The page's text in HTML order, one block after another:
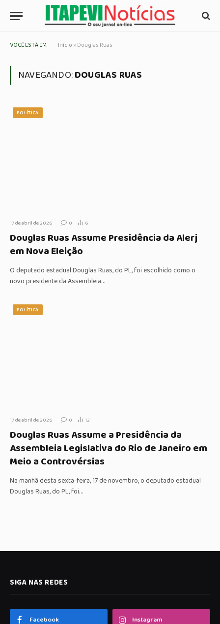
VOCÊ ESTÁ EM: Início »Douglas Ruas
NAVEGANDO:DOUGLAS RUAS
POLÍTICA
17 de abril de 2026 0 6
Douglas Ruas Assume Presidência da Alerj
em Nova Eleição
O deputado estadual Douglas Ruas, do PL, foi escolhido como o
novo presidente da Assembleia…
POLÍTICA
17 de abril de 2026 0 12
Douglas Ruas Assume a Presidência da
Assembleia Legislativa do Rio de Janeiro em
Meio a Controvérsias
Na manhã desta sexta-feira, 17 de novembro, o deputado estadual
Douglas Ruas, do PL, foi…
SIGA NAS REDES
Facebook Instagram